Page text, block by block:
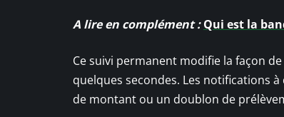
A lire en complément : Qui est la
Ce suivi permanent modifie la façon
quelques secondes. Les notifications
de montant ou un doublon de